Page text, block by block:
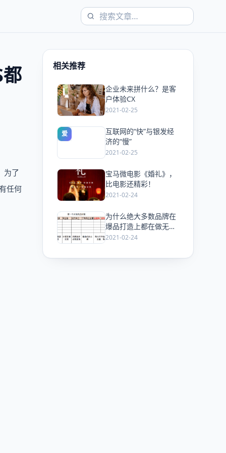
为了
任何
相关推荐
爱
企业未来拼什么？是客
户体验CX
2021-02-25
爱
互联网的“快”与银发经
济的“慢”
2021-02-25
宝马微电影《婚礼》，
比电影还精彩！
2021-02-24
爱
为什么绝大多数品牌在
爆品打造上都在做无用
功？
2021-02-24